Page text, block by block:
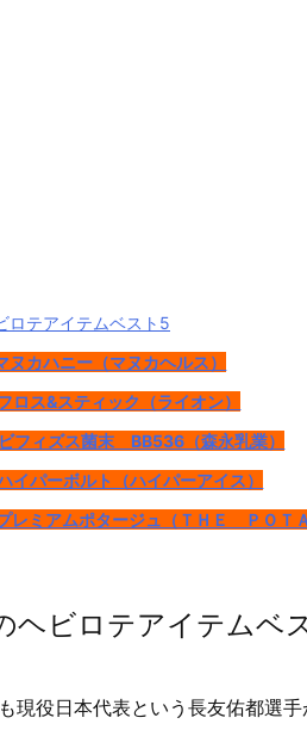
ロテアイテムベスト5
ヌカハニー（マヌカヘルス）
ロス&スティック（ライオン）
ビフィズス菌末 BB536（森永乳業）
イパーボルト（ハイパーアイス）
レミアムポタージュ（ＴＨＥ ＰＯＴＡ
ヘビロテアイテムベ
現役日本代表という長友佑都選